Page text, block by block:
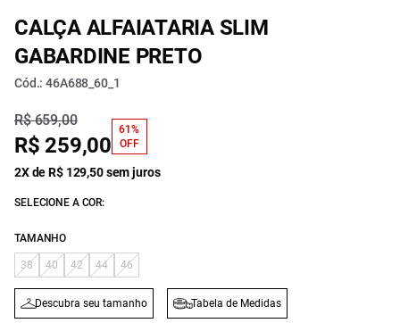
CALÇA ALFAIATARIA SLIM
GABARDINE PRETO
Cód.: 46A688_60_1
R$ 659,00
R$ 259,00
61%
OFF
2X de R$ 129,50 sem juros
SELECIONE A COR:
TAMANHO
38 40 42 44 46
Descubra seu tamanho Tabela de Medidas